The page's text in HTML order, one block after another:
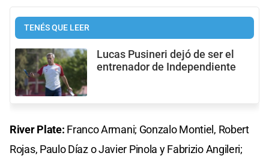
TENÉS QUE LEER
Lucas Pusineri dejó de ser el
entrenador de Independiente
River Plate: Franco Armani; Gonzalo Montiel, Robert
Rojas, Paulo Díaz o Javier Pinola y Fabrizio Angileri;